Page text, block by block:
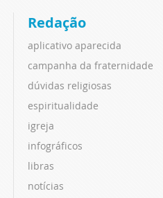
Redação
aplicativo aparecida
campanha da fraternidade
dúvidas religiosas
espiritualidade
igreja
infográficos
libras
notícias